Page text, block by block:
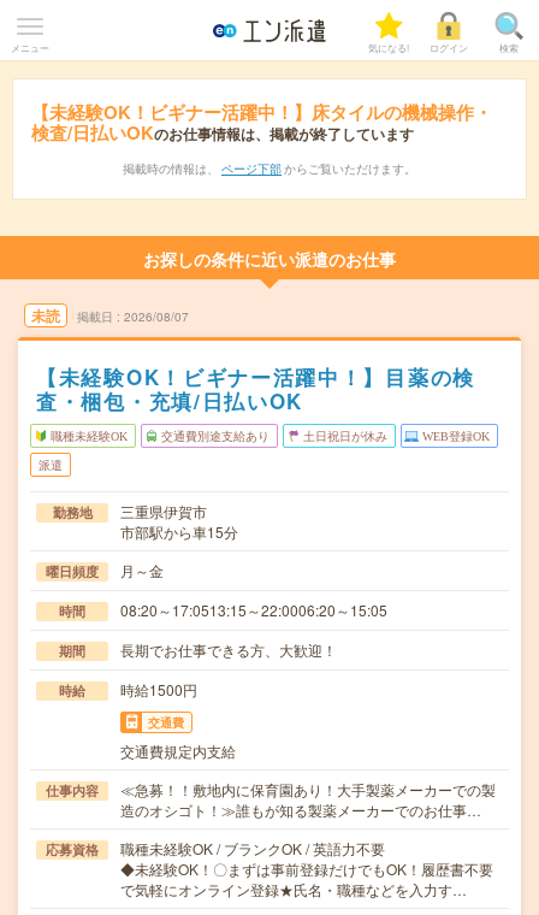
メニュー 気になる! ログイン 検索
【未経験OK！ビギナー活躍中！】床タイルの機械操作・
検査/日払いOKのお仕事情報は、掲載が終了しています
掲載時の情報は、 ページ下部 からご覧いただけます。
お探しの条件に近い派遣のお仕事
未読 掲載日 2026/08/07
【未経験OK！ビギナー活躍中！】目薬の検
査・梱包・充填/日払いOK
職種未経験OK 交通費別途支給あり 土日祝日が休み WEB登録OK
派遣
勤務地
三重県伊賀市
市部駅から車15分
曜日頻度 月～金
時間 08:20～17:0513:15～22:0006:20～15:05
期間 長期でお仕事できる方、大歓迎！
時給 時給1500円
交通費
交通費規定内支給
仕事内容
≪急募！！敷地内に保育園あり！大手製薬メーカーでの製
造のオシゴト！≫誰もが知る製薬メーカーでのお仕事…
応募資格
職種未経験OK / ブランクOK / 英語力不要
◆未経験OK！〇まずは事前登録だけでもOK！履歴書不要
で気軽にオンライン登録★氏名・職種などを入力す…